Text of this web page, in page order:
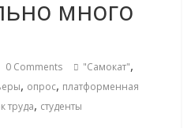
много
0 Comments "Самокат",
, опрос, платформенная
труда, студенты